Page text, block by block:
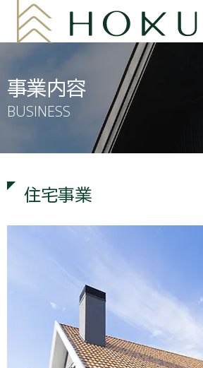
事業内容
BUSINESS
住宅事業